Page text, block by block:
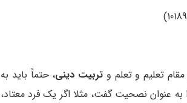
تعلیم و تعلم و تربیت دینی، حتماً باید به
عنوان نصحیت گفت، مثلا اگر یک فرد معتاد،